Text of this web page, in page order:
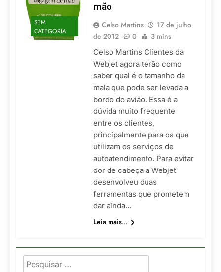
SEM
CATEGORIA
mão
Celso Martins
17 de julho
de 2012
0 3 mins
Celso Martins Clientes da
Webjet agora terão como
saber qual é o tamanho da
mala que pode ser levada a
bordo do avião. Essa é a
dúvida muito frequente
entre os clientes,
principalmente para os que
utilizam os serviços de
autoatendimento. Para evitar
dor de cabeça a Webjet
desenvolveu duas
ferramentas que prometem
dar ainda…
Leia mais...
Pesquisar